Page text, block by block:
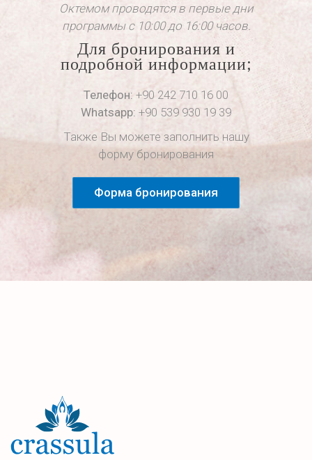
Октемом проводятся в первые дни
программы с 10:00 до 16:00 часов.
Для бронирования и
подробной информации;
Телефон: +90 242 710 16 00
Whatsapp: +90 539 930 19 39
Также Вы можете заполнить нашу
форму бронирования
Форма бронирования